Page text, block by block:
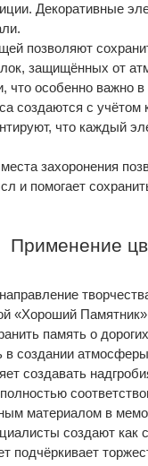
Декоративные
позволяют
защищённых от
что особенно важно
создаются с учётом
что каждый
захоронения
и помогает
Применение
«Хороший
память о
в создании
создавать
материалом в
создают как
подчёркивает